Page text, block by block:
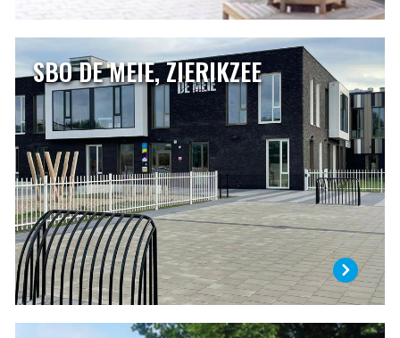
SBO DE MEIE, ZIERIKZEESBO DE MEIE, ZIERIKZEE
De Meie is een speciale school voor basisonderwijs. Op
onze school vangen wij kinderen op die niet verder kunnen
op de gewone basisschool. Leerlingen volgen hier een
individueel programma en doen alle dingen die ze in een
“gewone” basisschool ook doen. In heel veel opzichten
zijn wij niet anders dan de basisschool in de buurt.
LEES MEER